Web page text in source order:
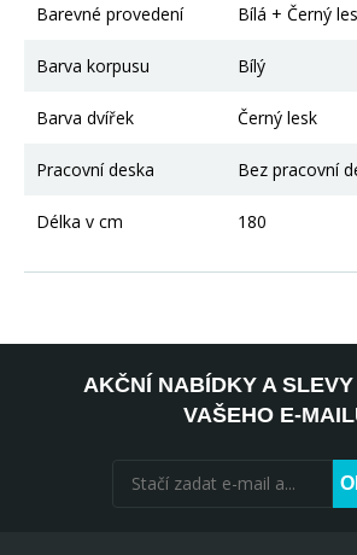
Barevné provedení Bílá + Černý
Barva korpusu Bílý
Barva dvířek Černý lesk
Pracovní deska Bez pracovní
Délka v cm 180
AKČNÍ NABÍDKY A
VAŠEHO E-